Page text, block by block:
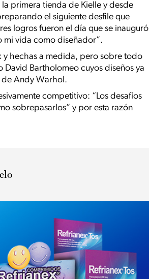
primera tienda de Kielle y desde
el siguiente desfile que
logros fueron el día que se inauguró
mi vida como diseñador”.
y hechas a medida, pero sobre todo
Bartholomeo cuyos diseños ya
de Andy Warhol.
competitivo: “Los desafíos
sobrepasarlos” y por esta razón